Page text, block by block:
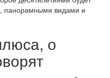
панорамными видами и
о